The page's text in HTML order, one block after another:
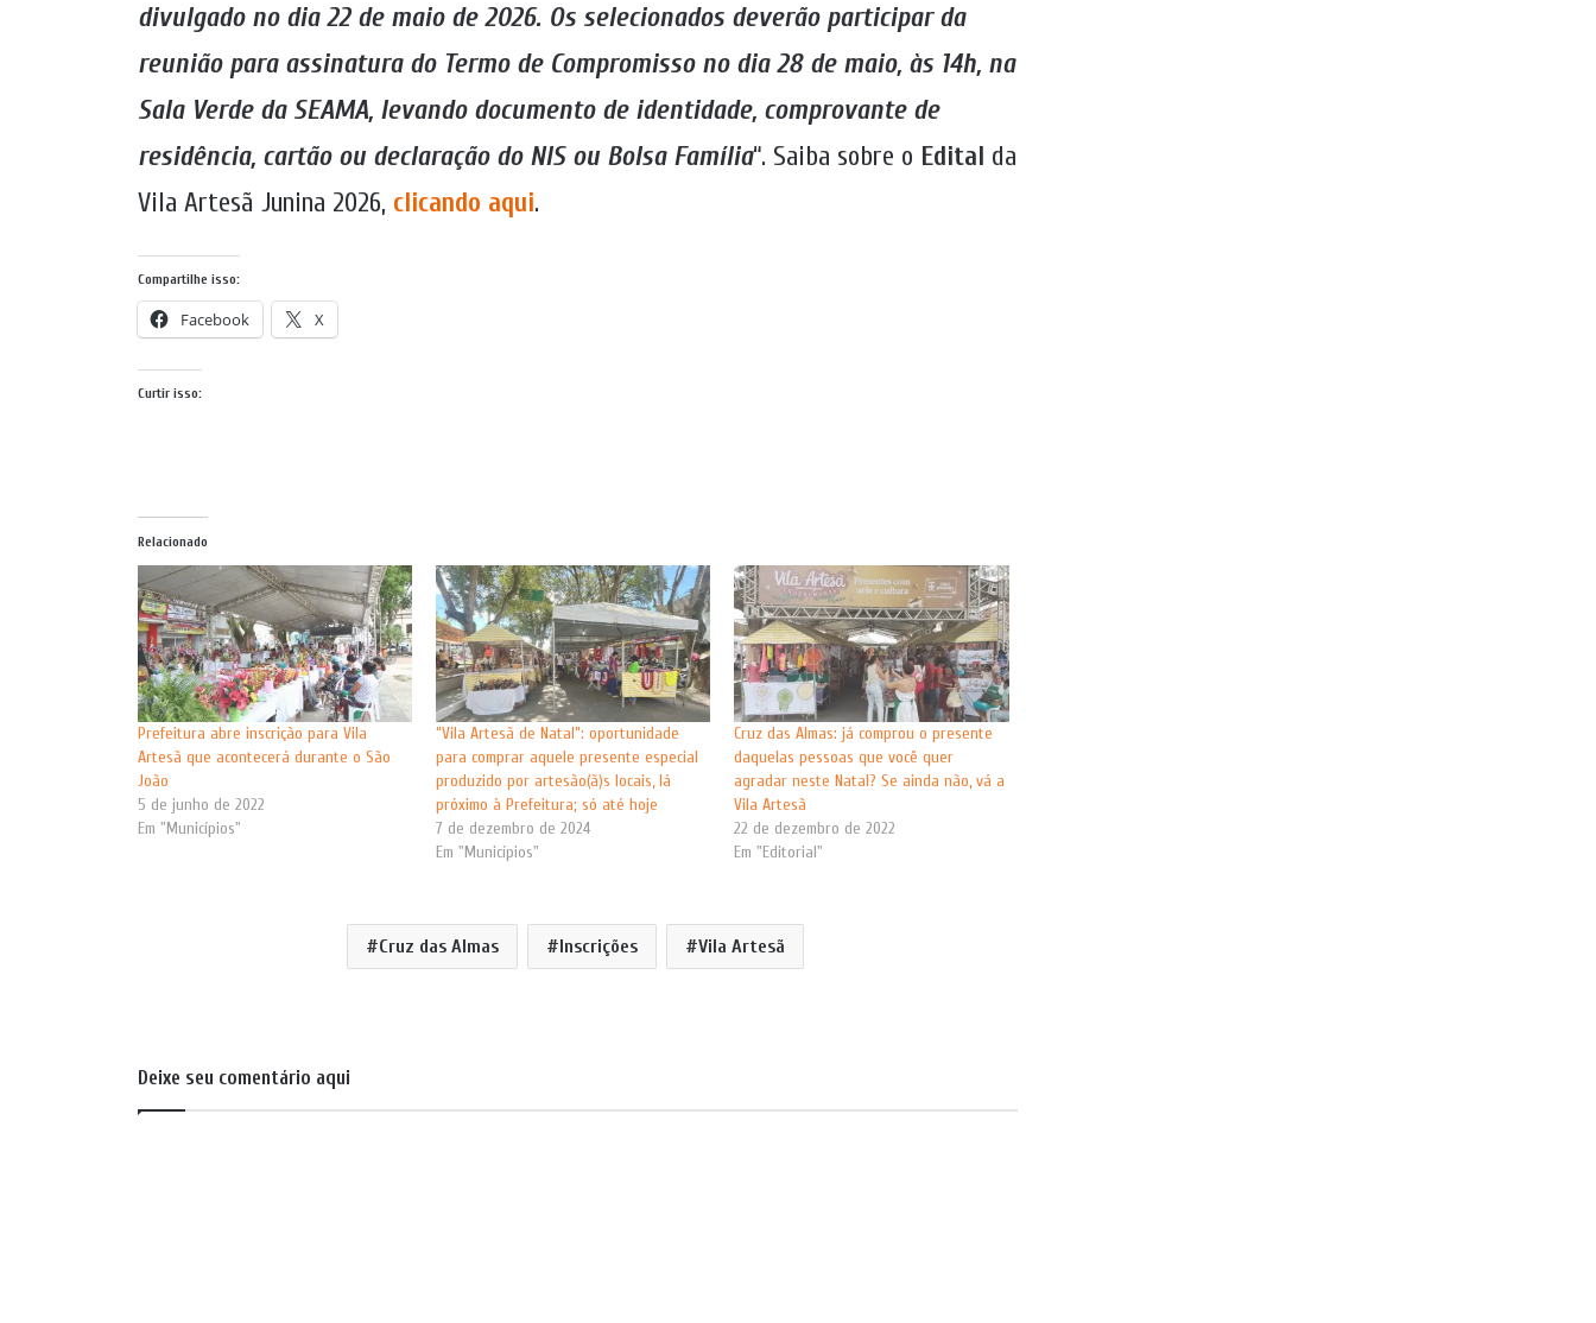
divulgado no dia 22 de maio de 2026. Os selecionados deverão participar da
reunião para assinatura do Termo de Compromisso no dia 28 de maio, às 14h, na
Sala Verde da SEAMA, levando documento de identidade, comprovante de
residência, cartão ou declaração do NIS ou Bolsa Família“. Saiba sobre o Edital da
Vila Artesã Junina 2026, clicando aqui.
Compartilhe isso:
Facebook X
Curtir isso:
Relacionado
Prefeitura abre inscrição para Vila
Artesã que acontecerá durante o São
João
5 de junho de 2022
Em "Municípios"
“Vila Artesã de Natal”: oportunidade
para comprar aquele presente especial
produzido por artesão(ã)s locais, lá
próximo à Prefeitura; só até hoje
7 de dezembro de 2024
Em "Municípios"
Cruz das Almas: já comprou o presente
daquelas pessoas que você quer
agradar neste Natal? Se ainda não, vá a
Vila Artesã
22 de dezembro de 2022
Em "Editorial"
Cruz das Almas Inscrições Vila Artesã
Deixe seu comentário aqui